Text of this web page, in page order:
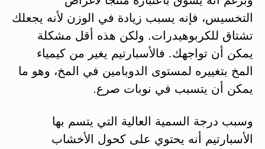
التخسيس، فإنه يسبب زيادة في الوزن لأنه يجعلك
تشتاق للكربوهيدرات. ولكن هذه أقل مشكلة
يمكن أن تواجهك. فالأسبارتيم يغير من كيمياء
المخ بتغييره لمستوى الدوبامين في المخ، وهو ما
يمكن أن يتسبب في نوبات صرع.
وسبب درجة السمية العالية التي يتسم بها
الأسبارتيم أنه يحتوي على كحول الأخشاب